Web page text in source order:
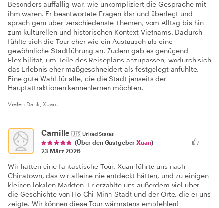
Besonders auffällig war, wie unkompliziert die Gespräche mit
ihm waren. Er beantwortete Fragen klar und überlegt und
sprach gern über verschiedenste Themen, vom Alltag bis hin
zum kulturellen und historischen Kontext Vietnams. Dadurch
fühlte sich die Tour eher wie ein Austausch als eine
gewöhnliche Stadtführung an. Zudem gab es genügend
Flexibilität, um Teile des Reiseplans anzupassen, wodurch sich
das Erlebnis eher maßgeschneidert als festgelegt anfühlte.
Eine gute Wahl für alle, die die Stadt jenseits der
Hauptattraktionen kennenlernen möchten.
Vielen Dank, Xuan.
Camille 🇺🇸United States
(Über den Gastgeber Xuan)
23 März 2026
Wir hatten eine fantastische Tour. Xuan führte uns nach
Chinatown, das wir alleine nie entdeckt hätten, und zu einigen
kleinen lokalen Märkten. Er erzählte uns außerdem viel über
die Geschichte von Ho-Chi-Minh-Stadt und der Orte, die er uns
zeigte. Wir können diese Tour wärmstens empfehlen!